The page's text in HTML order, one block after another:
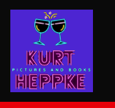
Inhalt
springen